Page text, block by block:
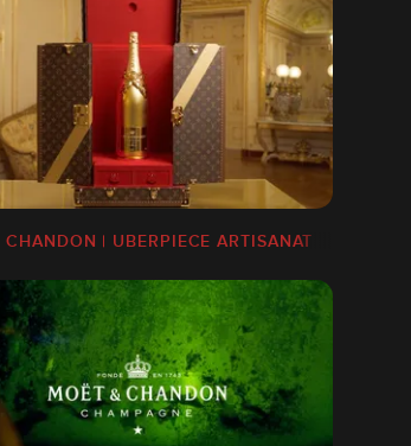
CHANDON | UBERPIECE ARTISANAT